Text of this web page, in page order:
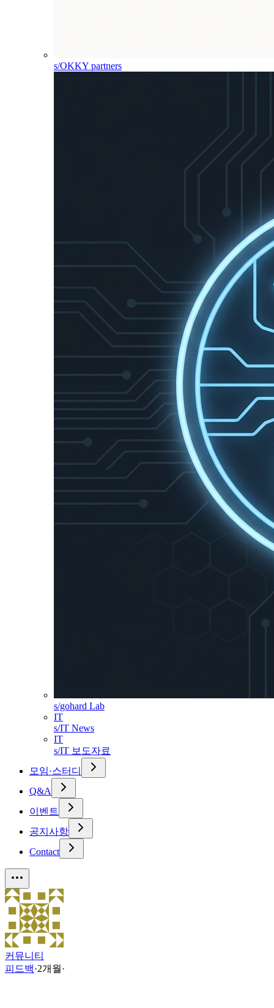
s/OKKY partners
s/gohard Lab
IT
s/IT News
IT
s/IT 보도자료
모임·스터디
Q&A
이벤트
공지사항
Contact
커뮤니티
피드백·2개월·